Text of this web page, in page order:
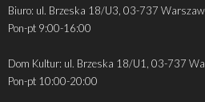
Biuro: ul. Brzeska 18/U3, 03-737
Pon-pt 9:00-16:00
Dom Kultur: ul. Brzeska 18/U1, 03-737
Pon-pt 10:00-20:00